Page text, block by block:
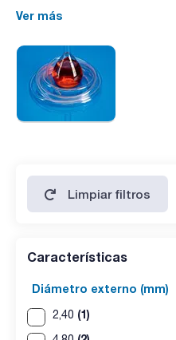
Ver más
Limpiar filtros
Características
Diámetro externo (mm)
2,40 (1)